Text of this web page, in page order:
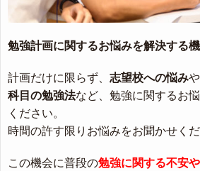
勉強計画に関するお悩みを解決する
計画だけに限らず、 志望校への悩みや
科目の勉強法など、勉強に関するお
ください。
時間の許す限りお悩みをお聞かせくだ
この機会に普段の勉強に関する不安